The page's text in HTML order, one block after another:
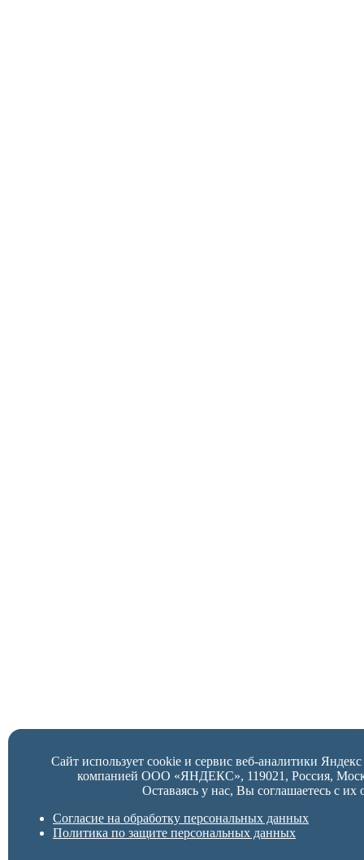
Сайт использует cookie и сервис веб-аналитики
компанией ООО «ЯНДЕКС», 119021, Россия,
Оставаясь у нас, Вы соглашаетесь с их
Согласие на обработку персональных данных
Политика по защите персональных данных